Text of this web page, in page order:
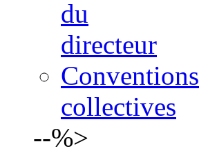
du
directeur
Conventions
collectives
--%>